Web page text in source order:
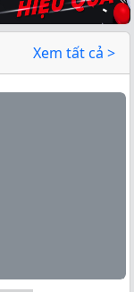
Xem tất cả >